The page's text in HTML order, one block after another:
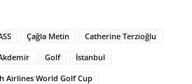
Çağla Metin
Catherine Terzioğlu
Golf
İstanbul
Airlines World Golf Cup